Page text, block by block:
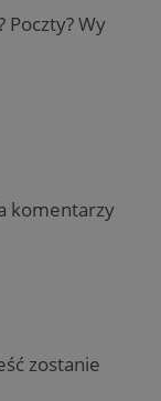
Poczty? Wy
komentarzy
zostanie